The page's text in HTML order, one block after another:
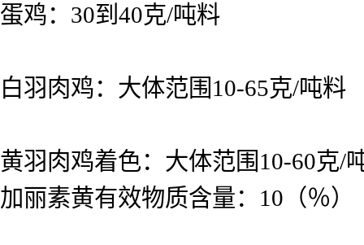
蛋鸡：30到40克/吨料
白羽肉鸡：大体范围10-65克/吨料
黄羽肉鸡着色：大体范围10-60克/
加丽素黄有效物质含量：10（％）